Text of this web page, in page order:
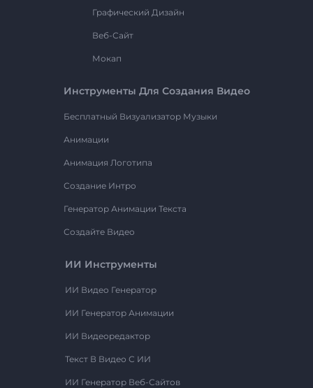
Графический Дизайн
Веб-Сайт
Мокап
Инструменты Для Создания Видео
Бесплатный Визуализатор Музыки
Анимации
Анимация Логотипа
Создание Интро
Генератор Анимации Текста
Создайте Видео
ИИ Инструменты
ИИ Видео Генератор
ИИ Генератор Анимации
ИИ Видеоредактор
Текст В Видео С ИИ
ИИ Генератор Веб-Сайтов